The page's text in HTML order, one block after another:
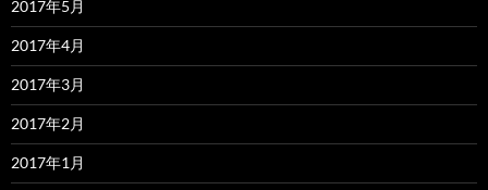
2017年5月
2017年4月
2017年3月
2017年2月
2017年1月